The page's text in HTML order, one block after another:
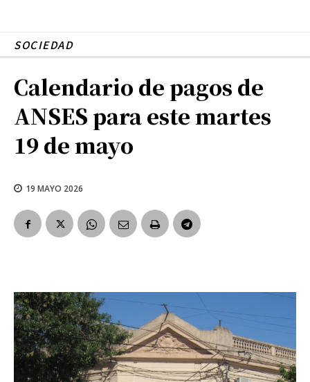
SOCIEDAD
Calendario de pagos de
ANSES para este martes
19 de mayo
19 MAYO 2026